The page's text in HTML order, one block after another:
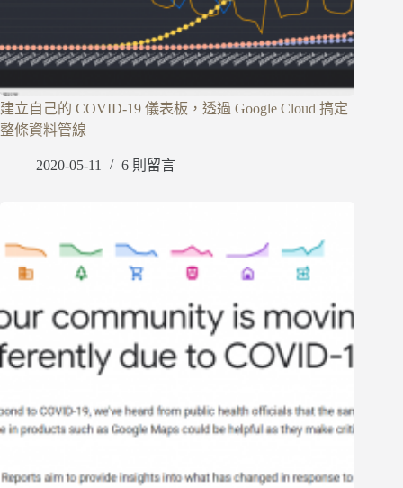
建立自己的 COVID-19 儀表板，透過 Google Cloud 搞定
整條資料管線
2020-05-11 6 則留言